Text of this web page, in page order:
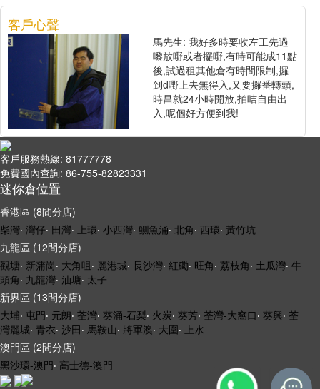
客戶心聲
馬先生: 我好多時要收左工先過
嚟放嘢或者攞嘢,有時可能成11點
後,試過租其他倉有時間限制,攞
到d嘢上去無得入,又要攞番轉頭,
時昌就24小時開放,拍咭自由出
入,呢個好方便到我!
客戶服務熱線: 81777778
免費國內查詢: 86-755-82823331
迷你倉位置
香港區 (8間分店)
柴灣‧ 灣仔‧ 田灣‧ 上環‧ 小西灣‧ 鰂魚涌‧ 北角‧ 西環‧ 黃竹坑
九龍區 (12間分店)
觀塘‧ 新蒲崗‧ 大角咀‧ 麗港城‧ 長沙灣‧ 紅磡‧ 旺角‧ 荔枝角‧ 土瓜灣‧ 牛
頭角‧ 九龍灣‧ 油塘‧ 太子
新界區 (13間分店)
大埔‧ 屯門‧ 元朗‧ 荃灣‧ 葵涌-石梨‧ 火炭‧ 葵芳‧ 荃灣-大窩口‧ 葵興‧ 荃
灣麗城‧ 青衣‧ 沙田‧ 馬鞍山‧ 將軍澳‧ 大圍‧ 上水
澳門區 (2間分店)
黑沙環-澳門‧ 高士德-澳門